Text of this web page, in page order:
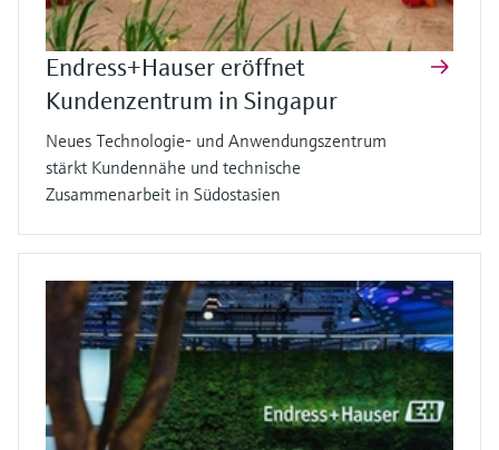
Endress+Hauser eröffnet
Kundenzentrum in Singapur
Neues Technologie- und Anwendungszentrum
stärkt Kundennähe und technische
Zusammenarbeit in Südostasien